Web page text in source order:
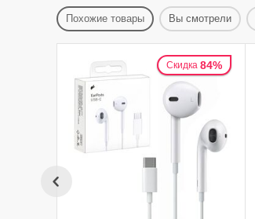
Похожие товары Вы смотрели
Скидка 84%